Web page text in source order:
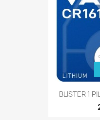
BLISTER 1